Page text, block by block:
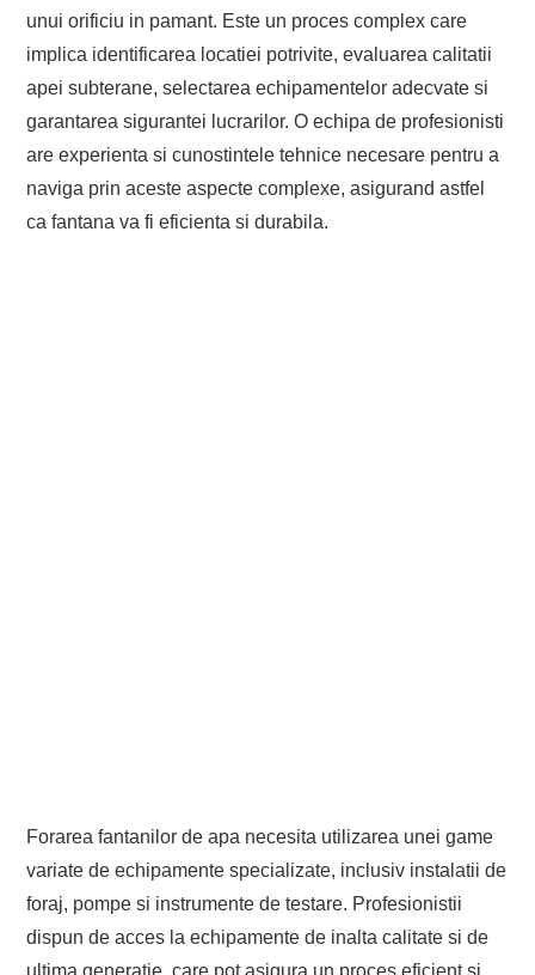
unui orificiu in pamant. Este un proces complex care
implica identificarea locatiei potrivite, evaluarea calitatii
apei subterane, selectarea echipamentelor adecvate si
garantarea sigurantei lucrarilor. O echipa de profesionisti
are experienta si cunostintele tehnice necesare pentru a
naviga prin aceste aspecte complexe, asigurand astfel
ca fantana va fi eficienta si durabila.
Forarea fantanilor de apa necesita utilizarea unei game
variate de echipamente specializate, inclusiv instalatii de
foraj, pompe si instrumente de testare. Profesionistii
dispun de acces la echipamente de inalta calitate si de